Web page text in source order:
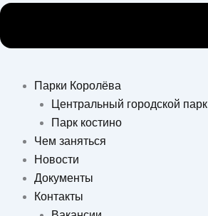
Парки Королёва
Центральный городской парк
Парк костино
Чем заняться
Новости
Документы
Контакты